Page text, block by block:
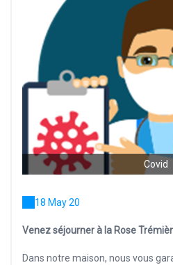
Covid
18 May 20
Venez séjourner à la Rose
Dans notre maison, nous vous